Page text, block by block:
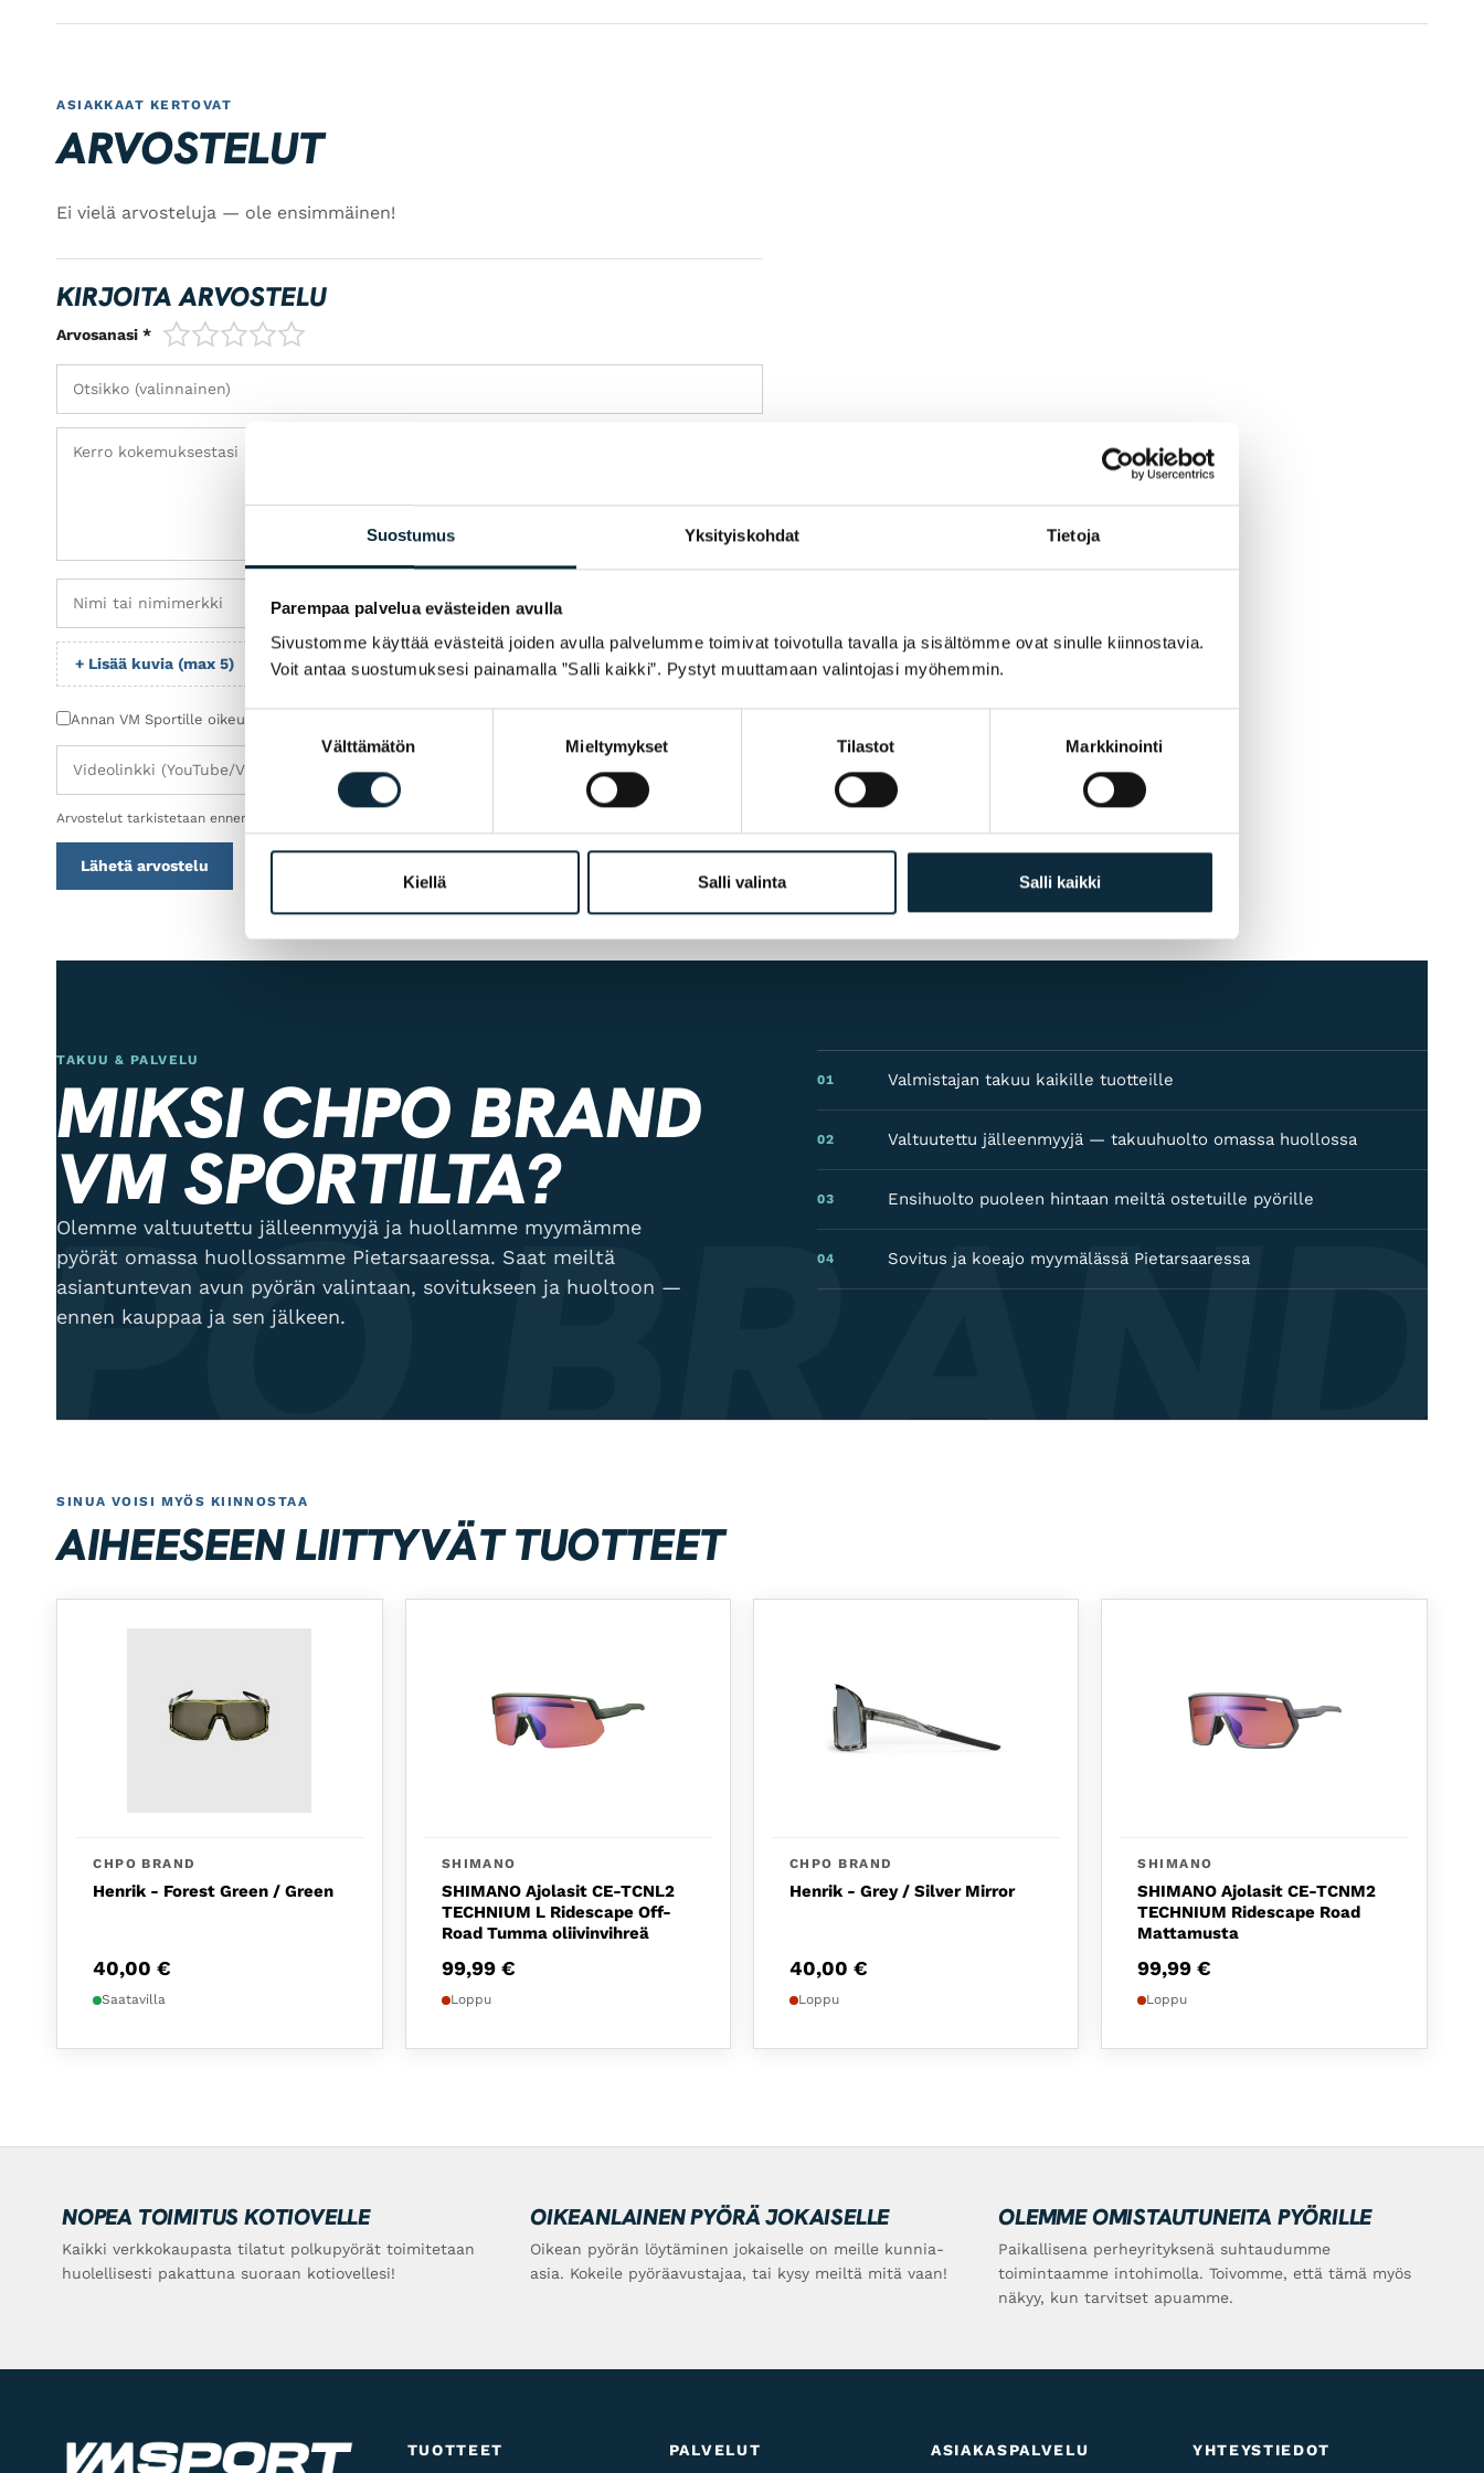
Suostumus Yksityiskohdat Tietoja
Parempaa palvelua evästeiden avulla
Sivustomme käyttää evästeitä joiden avulla palvelumme toimivat toivotulla tavalla ja sisältömme ovat sinulle kiinnostavia.
Voit antaa suostumuksesi painamalla ”Salli kaikki”. Pystyt muuttamaan valintojasi myöhemmin.
valinta
Välttämätön Mieltymykset Tilastot Markkinointi
Kiellä Salli valinta Salli kaikki
ASIAKKAAT KERTOVAT
ARVOSTELUT
Ei vielä arvosteluja — ole ensimmäinen!
KIRJOITA ARVOSTELU
Arvosanasi * 1/5 2/53/54/5
+ Lisää kuvia (max 5)
Annan VM Sportille oikeuden julkaista lähettämäni kuvat arvostelun yhteydessä.
Arvostelut tarkistetaan ennen julkaisua.
Lähetä arvostelu
BRAND
TAKUU & PALVELU
MIKSI CHPO BRAND
VM SPORTILTA?
Olemme valtuutettu jälleenmyyjä ja huollamme myymämme
pyörät omassa huollossamme Pietarsaaressa. Saat meiltä
asiantuntevan avun pyörän valintaan, sovitukseen ja huoltoon —
ennen kauppaa ja sen jälkeen.
01 Valmistajan takuu kaikille tuotteille
02 Valtuutettu jälleenmyyjä — takuuhuolto omassa huollossa
03 Ensihuolto puoleen hintaan meiltä ostetuille pyörille
04 Sovitus ja koeajo myymälässä Pietarsaaressa
SINUA VOISI MYÖS KIINNOSTAA
AIHEESEEN LIITTYVÄT TUOTTEET
CHPO BRAND
Henrik - Forest Green / Green
40,00€
Saatavilla
SHIMANO
SHIMANO Ajolasit CE-TCNL2
TECHNIUM L Ridescape Off-
Road Tumma oliivinvihreä
99,99 €
Loppu
CHPO BRAND
Henrik - Grey / Silver Mirror
40,00 €
Loppu
SHIMANO
SHIMANO Ajolasit CE-TCNM2
TECHNIUM Ridescape Road
Mattamusta
99,99€
Loppu
NOPEA TOIMITUS KOTIOVELLE
Kaikki verkkokaupasta tilatut polkupyörät toimitetaan
huolellisesti pakattuna suoraan kotiovellesi!
OIKEANLAINEN PYÖRÄ JOKAISELLE
Oikean pyörän löytäminen jokaiselle on meille kunnia-
asia. Kokeile pyöräavustajaa, tai kysy meiltä mitä vaan!
OLEMME OMISTAUTUNEITA PYÖRILLE
Paikallisena perheyrityksenä suhtaudumme
toimintaamme intohimolla. Toivomme, että tämä myös
näkyy, kun tarvitset apuamme.
TUOTTEET PALVELUT ASIAKASPALVELU YHTEYSTIEDOT